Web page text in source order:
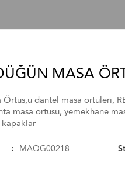
MASA
Örtüs,ü dantel masa örtüleri,
masa örtüsü, yemekhane
kapaklar
MAÖG00218